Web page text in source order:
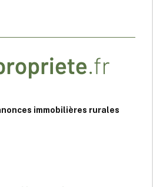
immobilières rurales